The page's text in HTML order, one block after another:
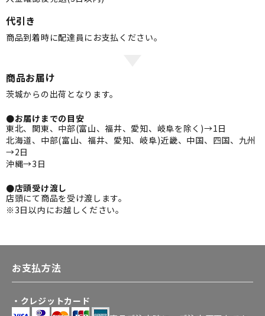
代引き
商品到着時に配達員にお支払ください。
商品お届け
茨城からの出荷となります。
●お届けまでの目安
東北、関東、中部(富山、福井、愛知、岐阜を除く)→1日
北海道、中部(富山、福井、愛知、岐阜)近畿、中国、四国、九州
→2日
沖縄→3日
●店頭受け渡し
店頭にて商品を受け渡します。
※3日以内にお越しください。
お支払方法
・クレジットカード